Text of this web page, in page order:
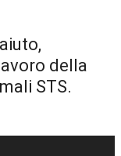
della
STS.